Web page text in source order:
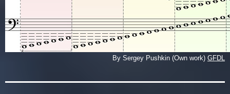
By Sergey Pushkin (Own work) GFDL